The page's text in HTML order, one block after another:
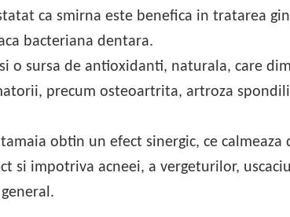
ca smirna este benefica in tratarea
bacteriana dentara.
o sursa de antioxidanti, naturala, care
precum osteoartrita, artroza
obtin un efect sinergic, ce
si impotriva acneei, a vergeturilor,